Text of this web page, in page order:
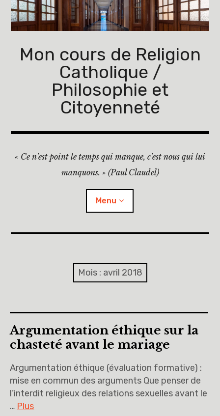
Accéder
contenu
Mon cours de Religion
Catholique /
Philosophie et
Citoyenneté
« Ce n'est point le temps qui manque, c'est nous qui lui
manquons. » (Paul Claudel)
Menu
Sixièmes
Pourquoi des lois
Libre pour me décider et m’engager
Éducation à la philosophie et à la citoyenneté
Mois : avril 2018
Argumentation éthique sur la
chasteté avant le mariage
Argumentation éthique (évaluation formative) :
mise en commun des arguments Que penser de
l’interdit religieux des relations sexuelles avant le
… Plus